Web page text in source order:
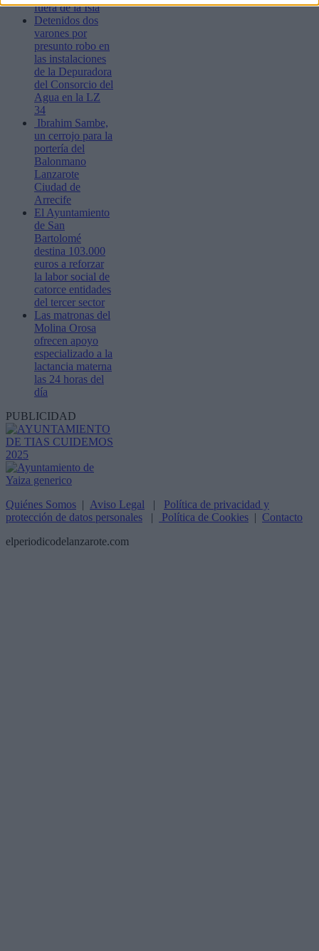
fuera de la Isla
Detenidos dos
varones por
presunto robo en
las instalaciones
de la Depuradora
del Consorcio del
Agua en la LZ
34
Ibrahim Sambe,
un cerrojo para la
portería del
Balonmano
Lanzarote
Ciudad de
Arrecife
El Ayuntamiento
de San
Bartolomé
destina 103.000
euros a reforzar
la labor social de
catorce entidades
del tercer sector
Las matronas del
Molina Orosa
ofrecen apoyo
especializado a la
lactancia materna
las 24 horas del
día
PUBLICIDAD
Quiénes Somos | Aviso Legal | Política de privacidad y
protección de datos personales | Política de Cookies | Contacto
elperiodicodelanzarote.com